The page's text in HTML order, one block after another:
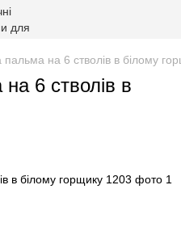
на 6 стволів в білому
6 стволів в